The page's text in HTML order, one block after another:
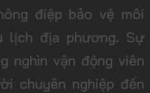
điệp bảo vệ môi
lịch địa phương. Sự
nghìn vận động viên
chuyên nghiệp đến